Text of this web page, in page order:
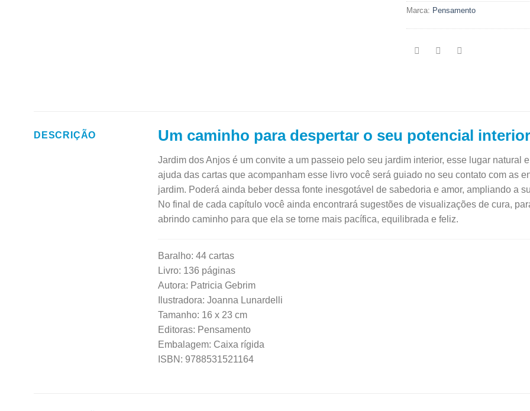
Marca: Pensamento
DESCRIÇÃO Um caminho para despertar o seu potencial interior
Jardim dos Anjos é um convite a um passeio pelo seu jardim interior, esse lugar natural
ajuda das cartas que acompanham esse livro você será guiado no seu contato com as
jardim. Poderá ainda beber dessa fonte inesgotável de sabedoria e amor, ampliando a
No final de cada capítulo você ainda encontrará sugestões de visualizações de cura,
abrindo caminho para que ela se torne mais pacífica, equilibrada e feliz.
Baralho: 44 cartas
Livro: 136 páginas
Autora: Patricia Gebrim
Ilustradora: Joanna Lunardelli
Tamanho: 16 x 23 cm
Editoras: Pensamento
Embalagem: Caixa rígida
ISBN: 9788531521164